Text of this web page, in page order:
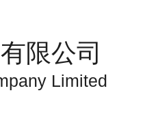
限公司
Limited